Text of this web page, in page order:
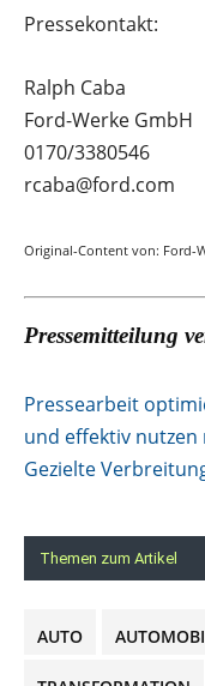
Pressekontakt:
Ralph Caba
Ford-Werke GmbH
0170/3380546
rcaba@ford.com
Original-Content von: Ford-
Pressemitteilung
Pressearbeit
und effektiv
Gezielte
Themen zum Artikel
AUTO